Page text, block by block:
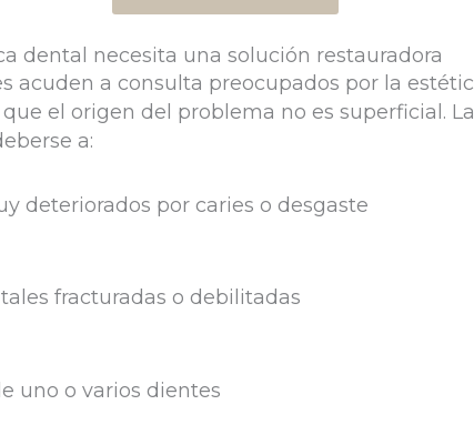
dental necesita una solución restauradora
acuden a consulta preocupados por la
el origen del problema no es superficial.
a:
deteriorados por caries o desgaste
fracturadas o debilitadas
uno o varios dientes